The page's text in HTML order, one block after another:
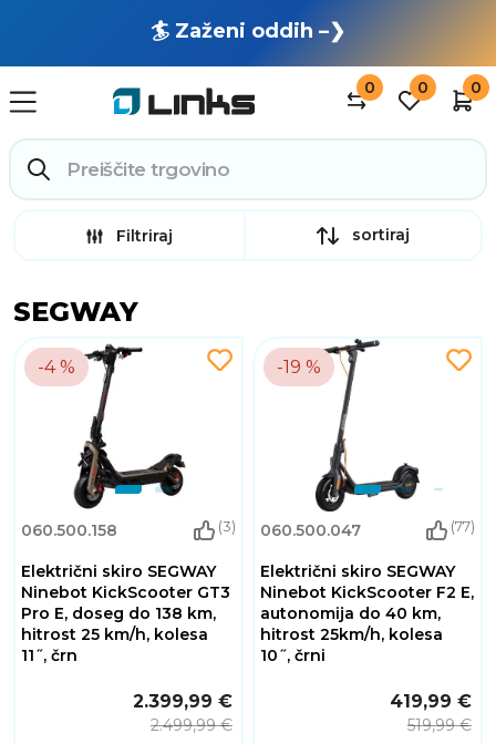
🏄 Zaženi oddih –❯
0 0 0
Filtriraj sortiraj
SEGWAY
-4 %
060.500.158 (3)
Električni skiro SEGWAY
Ninebot KickScooter GT3
Pro E, doseg do 138 km,
hitrost 25 km/h, kolesa
11˝, črn
2.399,99 €
2.499,99 €
-19 %
060.500.047 (77)
Električni skiro SEGWAY
Ninebot KickScooter F2 E,
autonomija do 40 km,
hitrost 25km/h, kolesa
10˝, črni
419,99 €
519,99 €